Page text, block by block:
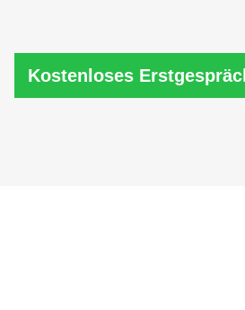
Kostenloses